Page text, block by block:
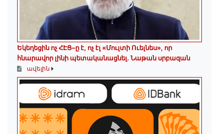
Եկեղեցին ոչ ՀԷՑ–ը է, ոչ էլ «Մուլտի Ուելնես», որ
հնարավոր լինի պետականացնել. Նաթան սրբազան
ավելին